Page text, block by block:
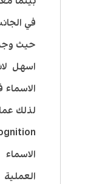
في
حيث وجد
اسهل
لذلك